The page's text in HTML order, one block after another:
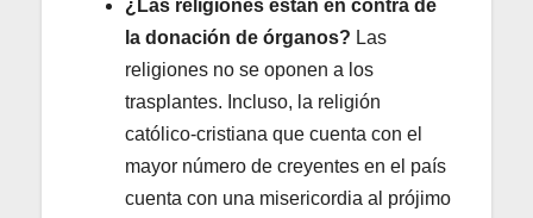
¿Las religiones están en contra de
la donación de órganos? Las
religiones no se oponen a los
trasplantes. Incluso, la religión
católico-cristiana que cuenta con el
mayor número de creyentes en el país
cuenta con una misericordia al prójimo